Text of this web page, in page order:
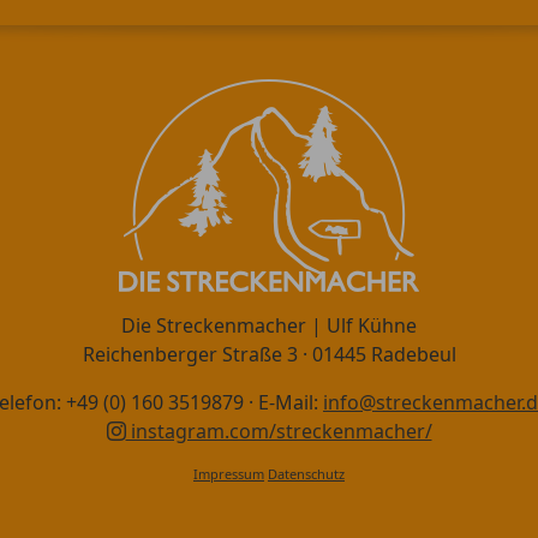
Die Streckenmacher | Ulf Kühne
Reichenberger Straße 3 · 01445 Radebeul
+49 (0) 160 3519879 · E-Mail:
instagram.com/streckenmacher/
Impressum Datenschutz